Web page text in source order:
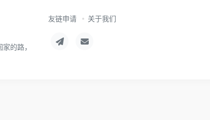
的路，
友链申请 关于我们